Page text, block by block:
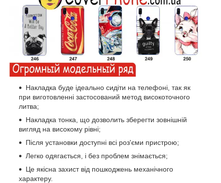
Накладка буде ідеально сидіти на телефоні, так як
при виготовленні застосований метод високоточного
литва;
Накладка тонка, що дозволить зберегти зовнішній
вигляд на високому рівні;
Після установки доступні всі роз'єми пристрою;
Легко одягається, і без проблем знімається;
Це якісна захист від пошкоджень механічного
характеру.